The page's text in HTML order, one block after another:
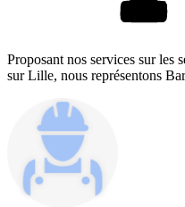
Proposant nos services sur les
sur Lille, nous représentons